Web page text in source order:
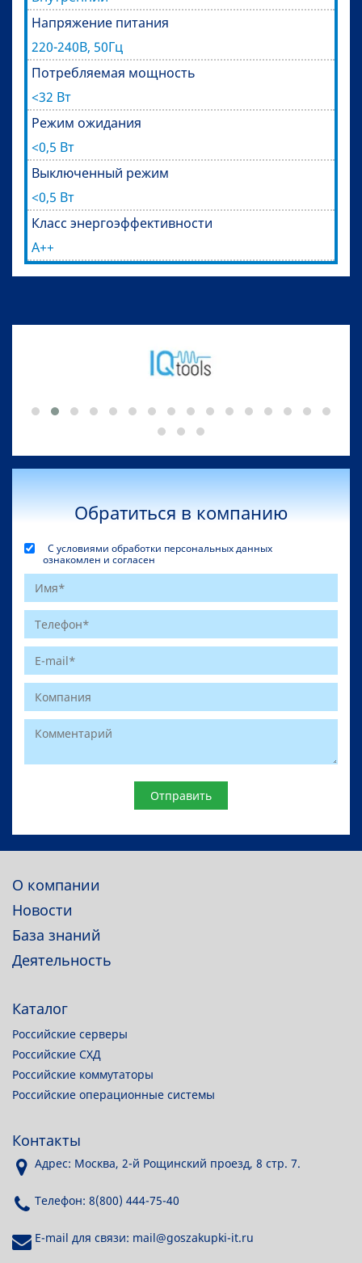
Напряжение питания
220-240В, 50Гц
Потребляемая мощность
<32 Вт
Режим ожидания
<0,5 Вт
Выключенный режим
<0,5 Вт
Класс энергоэффективности
A++
Обратиться в компанию
С условиями обработки персональных данных
ознакомлен и согласен
О компании
Новости
База знаний
Деятельность
Каталог
Российские серверы
Российские СХД
Российские коммутаторы
Российские операционные системы
Контакты
Адрес: Москва, 2-й Рощинский проезд, 8 стр. 7.
Телефон: 8(800) 444-75-40
E-mail для связи: mail@goszakupki-it.ru